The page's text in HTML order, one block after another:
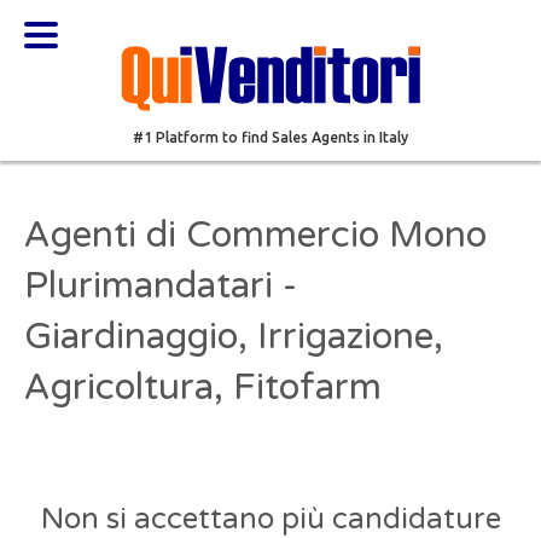
#1 Platform to find Sales Agents in Italy
Agenti di Commercio Mono
Plurimandatari -
Giardinaggio, Irrigazione,
Agricoltura, Fitofarm
Non si accettano più candidature